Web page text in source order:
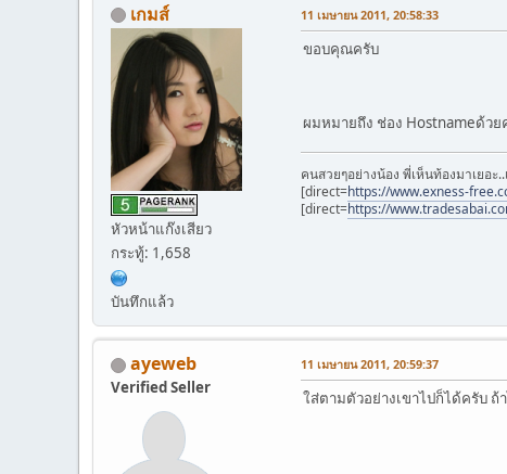
เกมส์
หัวหน้าแก๊งเสียว
กระทู้: 1,658
บันทึกแล้ว
11 เมษายน 2011, 20:58:33
ขอบคุณครับ
ผมหมายถึง ช่อง Hostnameด้ว
คนสวยๆอย่างน้อง พี่เห็นท้องมาเยอะ
[direct=https://www.exness-
[direct=https://
ayeweb
Verified Seller
11 เมษายน 2011, 20:59:37
ใส่ตามตัวอย่างเขาไปก็ได้ครับ ถ้